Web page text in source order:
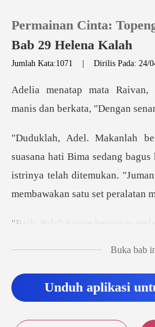
Riwayat Membaca
Keluar
Permainan Cinta:
Bab 29 Helena Kalah
Jumlah Kata:1071 |Dirilis Pada: 24/
manis dan
sedang
istrinya telah ditemukan.
Buka bab
Unduh aplikasi